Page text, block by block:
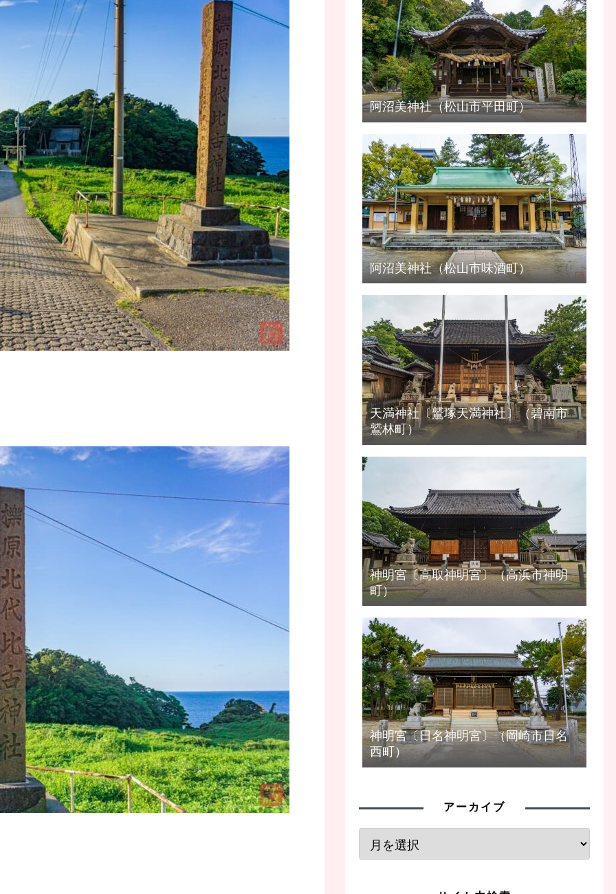
阿沼美神社（松山市平田町）
阿沼美神社（松山市味酒町）
天満神社〔鷲塚天満神社〕（碧南市
鷲林町）
神明宮〔高取神明宮〕（高浜市神明
町）
神明宮〔日名神明宮〕（岡崎市日名
西町）
アーカイブ